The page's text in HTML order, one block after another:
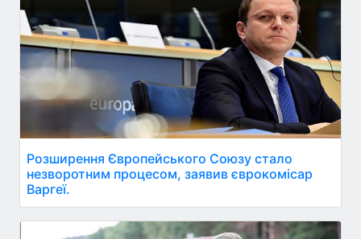
Розширення Європейського Союзу стало
незворотним процесом, заявив єврокомісар
Варгеї.